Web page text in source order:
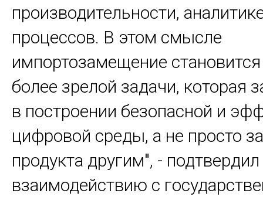
производительности,
процессов. В этом смысле
импортозамещение
более зрелой задачи, которая
в построении безопасной и
цифровой среды, а не просто
продукта другим", -
взаимодействию с